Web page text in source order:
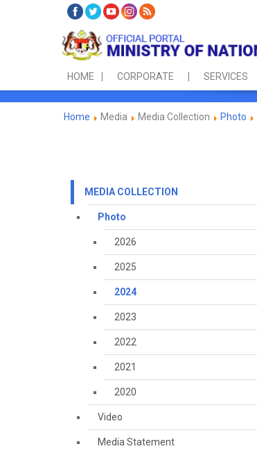
HOME CORPORATE SERVICES
Home Media Media Collection Photo
MEDIA COLLECTION
Photo
2026
2025
2024
2023
2022
2021
2020
Video
Media Statement